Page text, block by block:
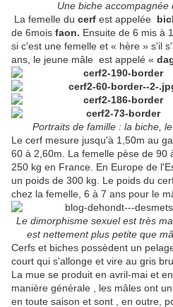
Une biche accompagnée
La femelle du cerf est appelée
de 6mois faon. Ensuite de 6 mis à
si c'est une femelle et « hère » s'il
ans, le jeune mâle est appelé «
Portraits de famille : la biche,
Le cerf mesure jusqu'à 1,50m au
60 à 2,60m. La femelle pèse de 90
250 kg en France. En Europe de
un poids de 300 kg. Le poids du
chez la femelle, 6 à 7 ans pour le
Le dimorphisme sexuel est très
est nettement plus petite que
Cerfs et biches possèdent un
court qui s'allonge et vire au gris
La mue se produit en avril-mai et
manière générale , les mâles ont
en toute saison et sont , en outre,